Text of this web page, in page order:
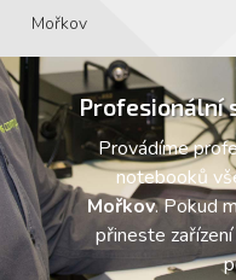
Mořkov
Profesionální
Provádíme
notebooků
Mořkov. Pokud
přineste